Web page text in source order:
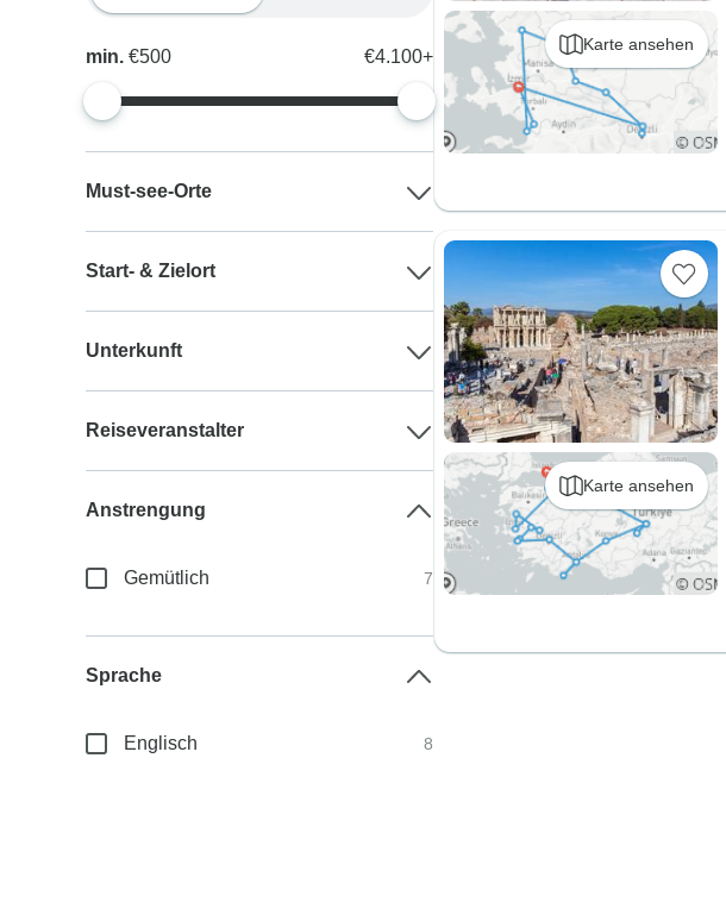
Karte ansehen
Karte ansehen
min.€500 €4.100+
Must-see-Orte
Start- & Zielort
Unterkunft
Reiseveranstalter
Anstrengung
Gemütlich 7
Sprache
Englisch 8